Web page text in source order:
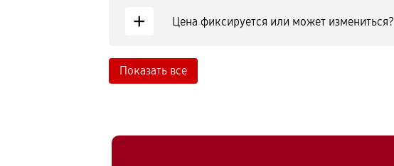
+ Цена фиксируется или может измениться?
Показать все